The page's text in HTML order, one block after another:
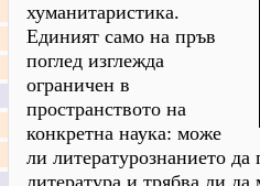
хуманитаристика.
Единият само на пръв
поглед изглежда
ограничен в
пространството на
конкретна наука: може
ли литературознанието
литература и трябва ли